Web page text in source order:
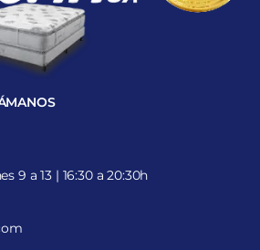
9 a 13 | 16:30 a 20:30h